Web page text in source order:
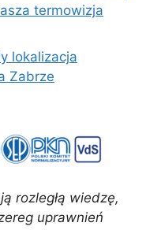
termowizja
lokalizacja
Zabrze
rozległą wiedzę,
uprawnień